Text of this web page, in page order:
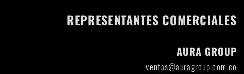
REPRESENTANTES COMERCIALES
AURA GROUP
ventas@auragroup.com.co